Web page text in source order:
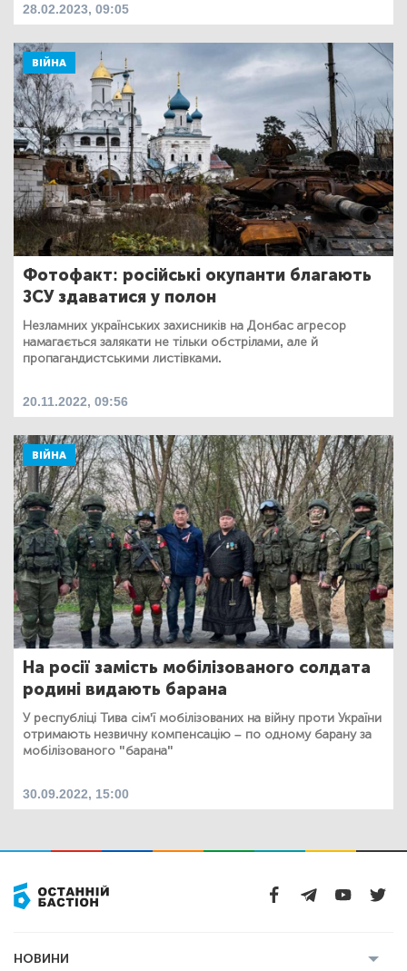
28.02.2023, 09:05
ВІЙНА
Фотофакт: російські окупанти благають
ЗСУ здаватися у полон
Незламних українських захисників на Донбас агресор
намагається залякати не тільки обстрілами, але й
пропагандистськими листівками.
20.11.2022, 09:56
ВІЙНА
На росії замість мобілізованого солдата
родині видають барана
У республіці Тива сім'ї мобілізованих на війну проти України
отримають незвичну компенсацію – по одному барану за
мобілізованого "барана"
30.09.2022, 15:00
НОВИНИ